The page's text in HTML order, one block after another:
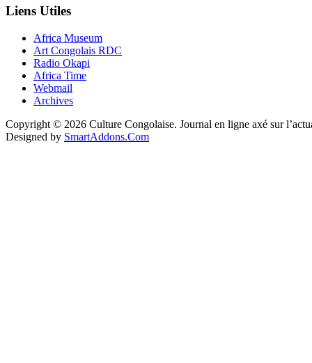
Liens Utiles
Africa Museum
Art Congolais RDC
Radio Okapi
Africa Time
Webmail
Archives
Copyright © 2026 Culture Congolaise. Journal en ligne axé sur
Designed by SmartAddons.Com